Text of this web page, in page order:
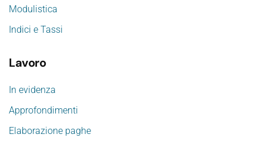
Modulistica
Indici e Tassi
Lavoro
In evidenza
Approfondimenti
Elaborazione paghe